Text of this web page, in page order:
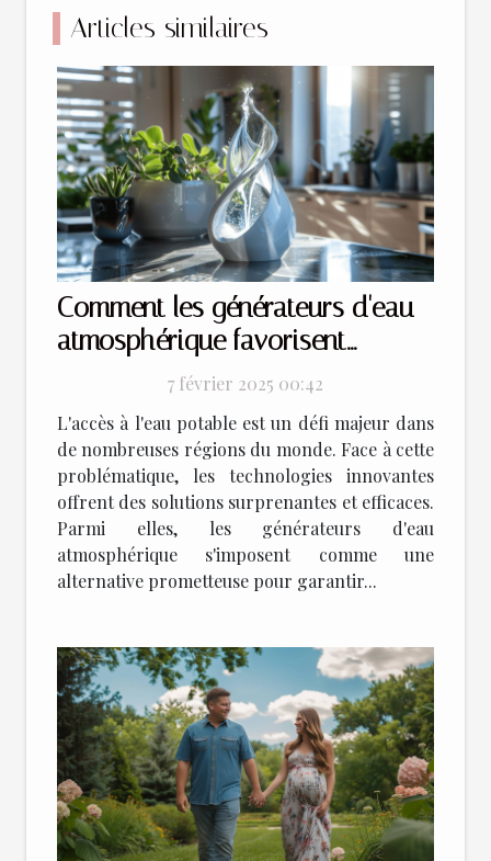
Articles similaires
Comment les générateurs d'eau
atmosphérique favorisent
l'autonomie en eau
7 février 2025 00:42
L'accès à l'eau potable est un défi majeur dans
de nombreuses régions du monde. Face à cette
problématique, les technologies innovantes
offrent des solutions surprenantes et efficaces.
Parmi elles, les générateurs d'eau
atmosphérique s'imposent comme une
alternative prometteuse pour garantir...